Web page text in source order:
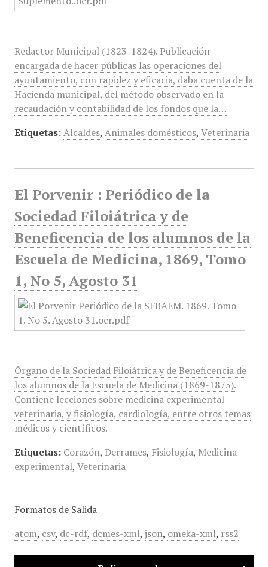
Redactor Municipal (1823-1824). Publicación
encargada de hacer públicas las operaciones del
ayuntamiento, con rapidez y eficacia, daba cuenta de la
Hacienda municipal, del método observado en la
recaudación y contabilidad de los fondos que la…
Etiquetas: Alcaldes, Animales domésticos, Veterinaria
El Porvenir : Periódico de la
Sociedad Filoiátrica y de
Beneficencia de los alumnos de la
Escuela de Medicina, 1869, Tomo
1, No 5, Agosto 31
Órgano de la Sociedad Filoiátrica y de Beneficencia de
los alumnos de la Escuela de Medicina (1869-1875).
Contiene lecciones sobre medicina experimental
veterinaria, y fisiología, cardiología, entre otros temas
médicos y científicos.
Etiquetas: Corazón, Derrames, Fisiología, Medicina
experimental, Veterinaria
Formatos de Salida
atom, csv, dc-rdf, dcmes-xml, json, omeka-xml, rss2